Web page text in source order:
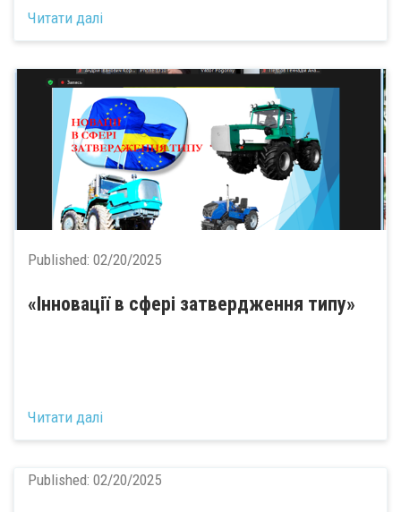
Читати далі
Published: 02/20/2025
«Інновації в сфері затвердження типу»
Читати далі
Published: 02/20/2025